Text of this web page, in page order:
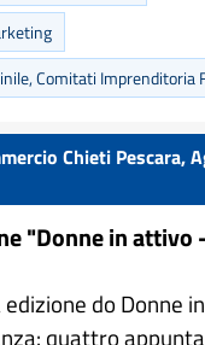
Comitati Imprenditoria
Chieti Pescara,
"Donne in attivo
do Donne
quattro